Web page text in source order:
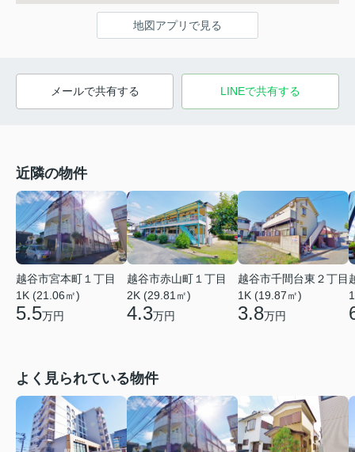
地図アプリで見る
メールで共有する LINEで共有する
近隣の物件
越谷市宮本町１丁目
1K (21.06㎡)
5.5万円
越谷市赤山町１丁目
2K (29.81㎡)
4.3万円
越谷市千間台東２丁目
1K (19.87㎡)
3.8万円
よく見られている物件